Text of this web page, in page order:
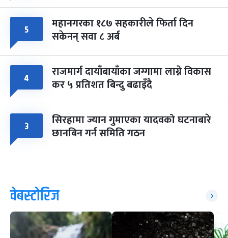
५ महानगरका १८७ सहकारीले फिर्ता दिन
सकेनन् सवा ८ अर्ब
४ राजमार्ग दायाँबायाँका जग्गामा लाग्ने विकास
कर ५ प्रतिशत बिन्दु बढाइँदै
३ सिरहामा ज्यान गुमाएका यादवको घटनाबारे
छानबिन गर्न समिति गठन
वेबस्टोरिज